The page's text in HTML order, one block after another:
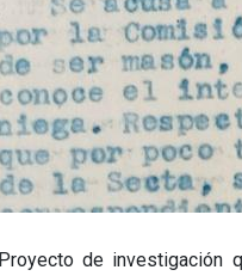
Proyecto de investigación